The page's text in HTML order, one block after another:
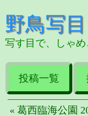
野鳥写目
写す目で、しゃめ
投稿一覧
« 葛西臨海公園